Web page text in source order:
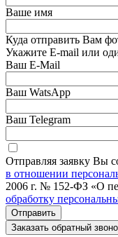
Ваше имя
Куда отправить Вам
Укажите E-mail или
Ваш E-Mail
Ваш WatsApp
Ваш Telegram
Отправляя заявку Вы
в отношении
2006 г. № 152-ФЗ «О
обработку
Отправить
Заказать обратный